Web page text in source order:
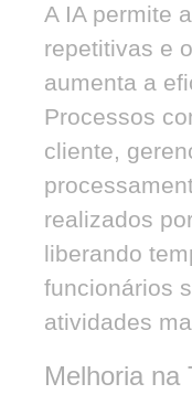
A IA permite
repetitivas e
aumenta a
Processos
cliente,
realizados
liberando
funcionários
atividades
Melhoria na